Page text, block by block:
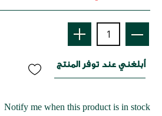
أبلغني عند توفر المنتج
Notify me when this product is in stock